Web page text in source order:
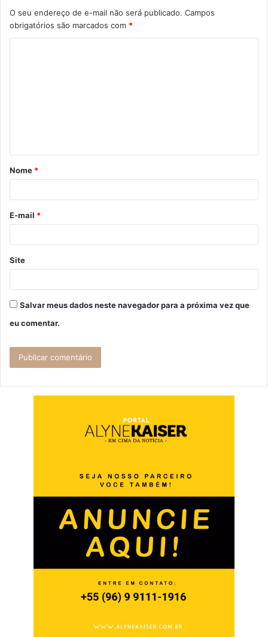
O seu endereço de e-mail não será publicado. Campos
obrigatórios são marcados com *
á
r
*
Nome *
E-mail *
Site
Salvar meus dados neste navegador para a próxima vez que
eu comentar.